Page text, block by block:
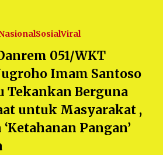
SosialViral
051/WKT
Imam Santoso
Tekankan Berguna
untuk Masyarakat ,
Pangan’